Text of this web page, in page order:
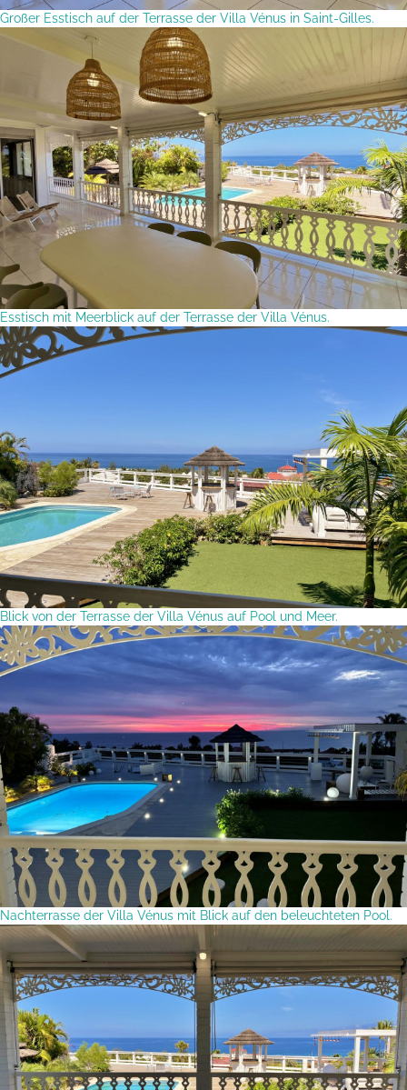
Großer Esstisch auf der Terrasse der Villa Vénus in Saint-Gilles.
Esstisch mit Meerblick auf der Terrasse der Villa Vénus.
Blick von der Terrasse der Villa Vénus auf Pool und Meer.
Nachterrasse der Villa Vénus mit Blick auf den beleuchteten Pool.